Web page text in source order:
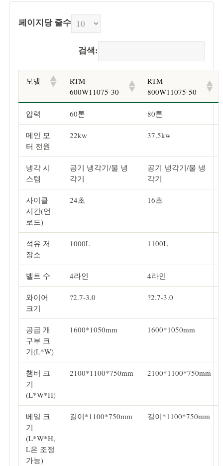
페이지당 줄수
검색:
모델
RTM-
600W11075-30
RTM-
800W11075-50
압력 60톤 80톤
메인 모
터 전원
22kw 37.5kw
냉각 시
스템
공기 냉각기/물 냉
각기
공기 냉각기/물 냉
각기
사이클
시간(언
로드)
24초 16초
석유 저
장소
1000L 1100L
벨트 수 4라인 4라인
와이어
크기
?2.7-3.0 ?2.7-3.0
공급 개
구부 크
기(L*W)
1600*1050mm 1600*1050mm
챔버 크
기
(L*W*H)
2100*1100*750mm 2100*1100*750mm
베일 크
기
(L*W*H,
L은 조정
가능)
길이*1100*750mm 길이*1100*750mm